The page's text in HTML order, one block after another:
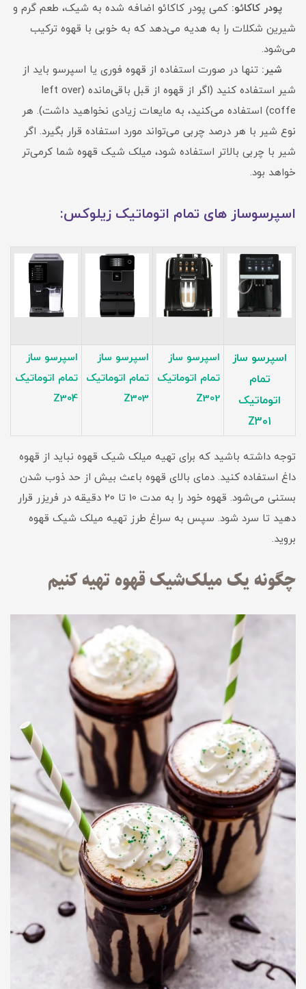
پودر کاکائو: کمی پودر کاکائو اضافه شده به شیک، طعم گرم و
شیرین شکلات را به هدیه می‌دهد که به خوبی با قهوه ترکیب
می‌شود.
شیر: تنها در صورت استفاده از قهوه فوری یا اسپرسو باید از
شیر استفاده کنید (اگر از قهوه از قبل باقی‌مانده (left over
coffe) استفاده می‌کنید، به مایعات زیادی نخواهید داشت). هر
نوع شیر با هر درصد چربی می‌تواند مورد استفاده قرار بگیرد. اگر
شیر با چربی بالاتر استفاده شود،‌ میلک شیک قهوه شما کرمی‌تر
خواهد بود.
اسپرسوساز های تمام اتوماتیک زیلوکس:
اسپرسو ساز
تمام
اتوماتیک
Z301
اسپرسو ساز
تمام اتوماتیک
Z302
اسپرسو ساز
تمام اتوماتیک
Z303
اسپرسو ساز
تمام اتوماتیک
Z304
توجه داشته باشید که برای تهیه میلک شیک قهوه نباید از قهوه
داغ استفاده کنید. دمای بالای قهوه باعث بیش از حد ذوب شدن
بستنی می‌شود. قهوه خود را به مدت 10 تا 20 دقیقه در فریزر قرار
دهید تا سرد شود. سپس به سراغ طرز تهیه میلک شیک قهوه
بروید.
چگونه یک میلک‌شیک قهوه تهیه کنیم